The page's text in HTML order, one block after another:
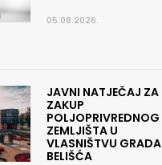
05.08.2026.
JAVNI NATJEČAJ ZA
ZAKUP
POLJOPRIVREDNOG
ZEMLJIŠTA U
VLASNIŠTVU GRADA
BELIŠĆA